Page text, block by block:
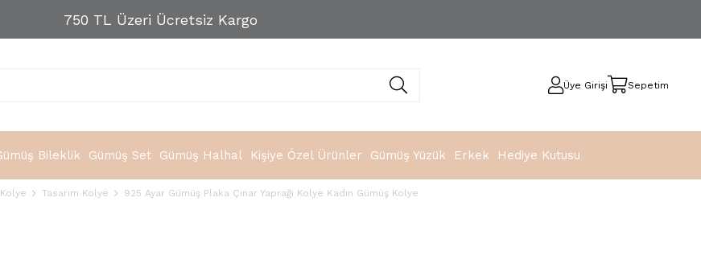
750 TL Üzeri Ücretsiz Kargo
Üye Girişi Sepetim
Bileklik Gümüş Set Gümüş Halhal Kişiye Özel Ürünler Gümüş Yüzük Erkek Hediye Kutusu
Tasarım Kolye 925 Ayar Gümüş Plaka Çınar Yaprağı Kolye Kadın Gümüş Kolye